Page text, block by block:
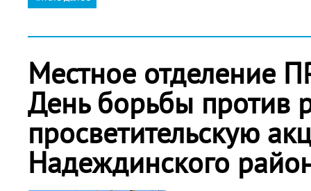
Местное отделение
День борьбы против
просветительскую
Надеждинского